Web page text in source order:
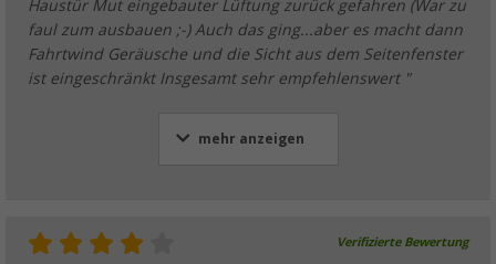
Haustür Mut eingebauter Lüftung zurück gefahren (War zu
faul zum ausbauen ;-) Auch das ging...aber es macht dann
Fahrtwind Geräusche und die Sicht aus dem Seitenfenster
ist eingeschränkt Insgesamt sehr empfehlenswert "
mehr anzeigen
Verifizierte Bewertung